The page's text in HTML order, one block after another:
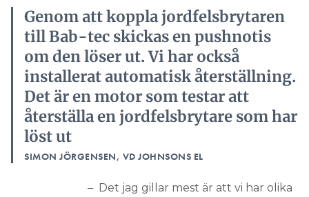
Genom att koppla jordfelsbrytaren
till Bab-tec skickas en pushnotis
om den löser ut. Vi har också
installerat automatisk återställning.
Det är en motor som testar att
återställa en jordfelsbrytare som har
löst ut
SIMON JÖRGENSEN, VD JOHNSONS EL
– Det jag gillar mest är att vi har olika